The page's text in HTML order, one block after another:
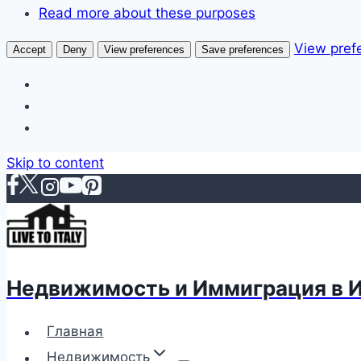
Read more about these purposes
Accept Deny View preferences Save preferences View
Skip to content
Недвижимость и Иммиграция в
Главная
Недвижимость